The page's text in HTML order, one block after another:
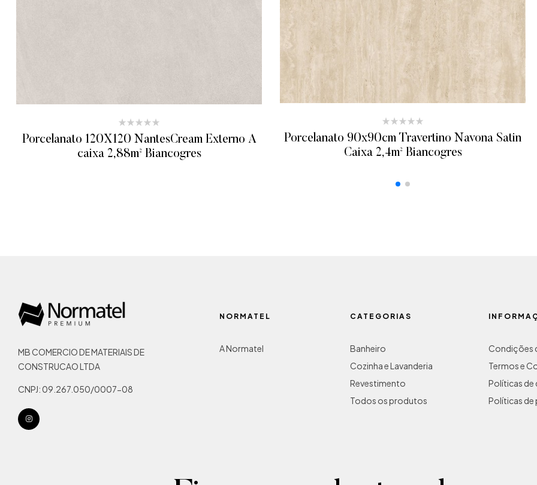
Porcelanato 120X120 NantesCream Externo A
caixa 2,88m² Biancogres
Porcelanato 90x90cm Travertino Navona Satin
Caixa 2,4m² Biancogres
MB COMERCIO DE MATERIAIS DE
CONSTRUCAO LTDA
CNPJ: 09.267.050/0007-08
NORMATEL
A Normatel
CATEGORIAS
Banheiro
Cozinha e Lavanderia
Revestimento
Todos os produtos
Condições
Termos e
Políticas
Políticas de